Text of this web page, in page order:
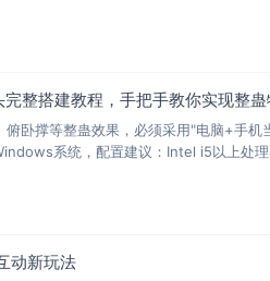
整搭建教程，手把手教你实现整蛊
卧撑等整蛊效果，必须采用"电脑+手
动新玩法